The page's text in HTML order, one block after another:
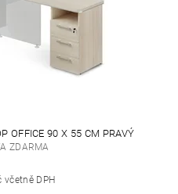
OFFICE 90 X 55 CM PRAVÝ
ZDARMA
včetně DPH